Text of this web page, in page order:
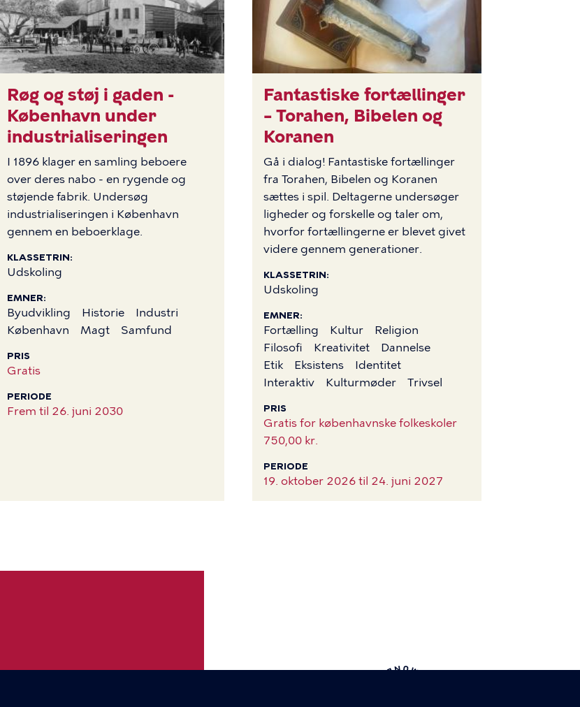
BILLEDE
Røg og støj i gaden -
København under
industrialiseringen
I 1896 klager en samling beboere
over deres nabo - en rygende og
støjende fabrik. Undersøg
industrialiseringen i København
gennem en beboerklage.
KLASSETRIN
Udskoling
EMNER
Byudvikling Historie
Industri
København
Magt Samfund
PRIS
Gratis
PERIODE
Frem til 26. juni 2030
Fantastiske fortællinger
– Torahen, Bibelen og
Koranen
Gå i dialog! Fantastiske fortællinger
fra Torahen, Bibelen og Koranen
sættes i spil. Deltagerne undersøger
ligheder og forskelle og taler om,
hvorfor fortællingerne er blevet givet
videre gennem generationer.
KLASSETRIN
Udskoling
EMNER
Fortælling Kultur
Religion
Filosofi
Kreativitet
Dannelse
Etik
Eksistens
Identitet
Interaktiv
Kulturmøder Trivsel
PRIS
Gratis for københavnske folkeskoler
750,00 kr.
PERIODE
19. oktober 2026 til 24. juni 2027